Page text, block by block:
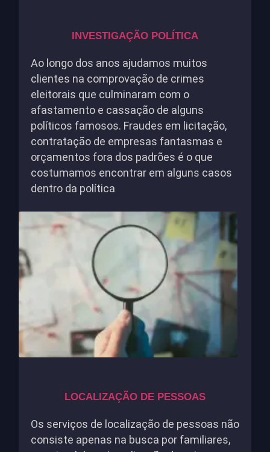
INVESTIGAÇÃO POLÍTICA
Ao longo dos anos ajudamos muitos
clientes na comprovação de crimes
eleitorais que culminaram com o
afastamento e cassação de alguns
políticos famosos. Fraudes em licitação,
contratação de empresas fantasmas e
orçamentos fora dos padrões é o que
costumamos encontrar em alguns casos
dentro da política
LOCALIZAÇÃO DE PESSOAS
Os serviços de localização de pessoas não
consiste apenas na busca por familiares,